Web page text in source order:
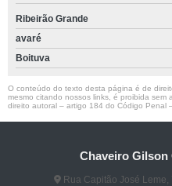
Ribeirão Grande
avaré
Boituva
O conteúdo do texto desta página é de
mesmo citando nossos links, é proibida sem
direito autoral – artigo 184 do Código Penal
Chaveiro Gilson
Rua Capitão José Leme,